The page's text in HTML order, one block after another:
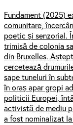
Fundament (2025)
comunitare,
poetic și senzorial.
trimisă de colonia
din Bruxelles.
cercetează
sape tuneluri în
în oraș apar gropi
politicii Europei,
activistă de mediu
a fost nominalizat